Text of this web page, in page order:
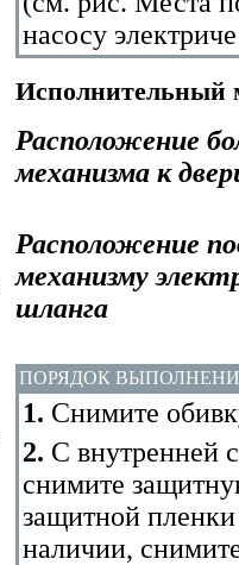
насосу
Исполнительный
Расположение
механизма к
Расположение
механизму
шланга
ПОРЯДОК
1. Снимите
2. С внутренней
снимите
защитной
наличии,